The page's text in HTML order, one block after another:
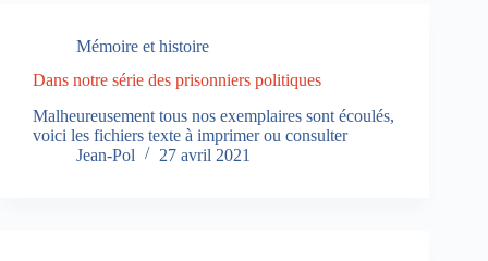
Mémoire et histoire
Dans notre série des prisonniers politiques
Malheureusement tous nos exemplaires sont écoulés,
voici les fichiers texte à imprimer ou consulter
Jean-Pol
27 avril 2021